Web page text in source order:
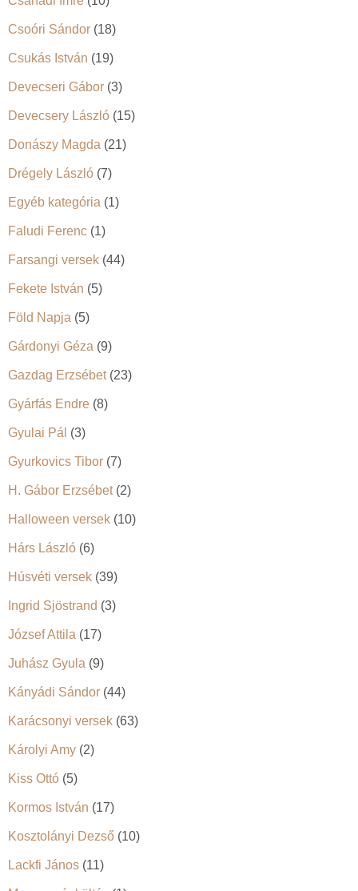
Csoóri Sándor (18)
Csukás István (19)
Devecseri Gábor (3)
Devecsery László (15)
Donászy Magda (21)
Drégely László (7)
Egyéb kategória (1)
Faludi Ferenc (1)
Farsangi versek (44)
Fekete István (5)
Föld Napja (5)
Gárdonyi Géza (9)
Gazdag Erzsébet(23)
Gyárfás Endre (8)
Gyulai Pál (3)
Gyurkovics Tibor (7)
H. Gábor Erzsébet(2)
Halloween versek (10)
Hárs László (6)
Húsvéti versek (39)
Ingrid Sjöstrand (3)
József Attila (17)
Juhász Gyula (9)
Kányádi Sándor (44)
Karácsonyi versek (63)
Károlyi Amy (2)
Kiss Ottó (5)
Kormos István (17)
Kosztolányi Dezső (10)
Lackfi János (11)